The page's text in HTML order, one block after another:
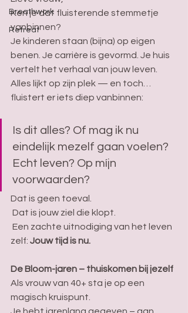
Breathwork
Retreat
Ken je dat fluisterende stemmetje
vanbinnen?
Je kinderen staan (bijna) op eigen
benen. Je carrière is gevormd. Je huis
vertelt het verhaal van jouw leven.
Alles lijkt op zijn plek — en toch…
fluistert er iets diep vanbinnen:
Is dit alles? Of mag ik nu
eindelijk mezelf gaan voelen?
Echt leven? Op míjn
voorwaarden?
Dat is geen toeval.
Dat is jouw ziel die klopt.
zelf: Jouw tijd is nu.
De Bloom-jaren – thuiskomen bij jezelf
Als vrouw van 40+ sta je op een
magisch kruispunt.